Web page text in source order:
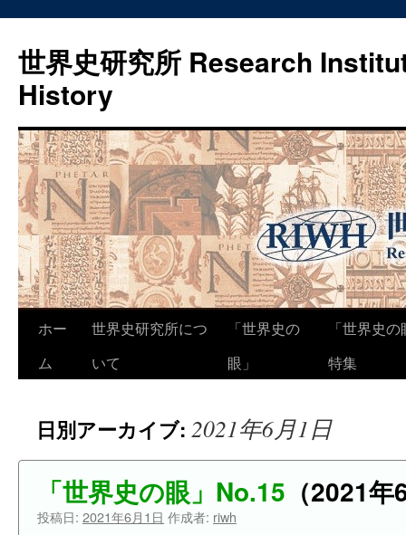
世界史研究所 Research
History
ツ
ホー
ム
世界史研究所につ
いて
「世界史の
眼」
「世界史
特集
日別アーカイブ: 2021年6月1日
「世界史の眼」No.15 （2021
投稿日: 2021年6月1日 作成者: riwh